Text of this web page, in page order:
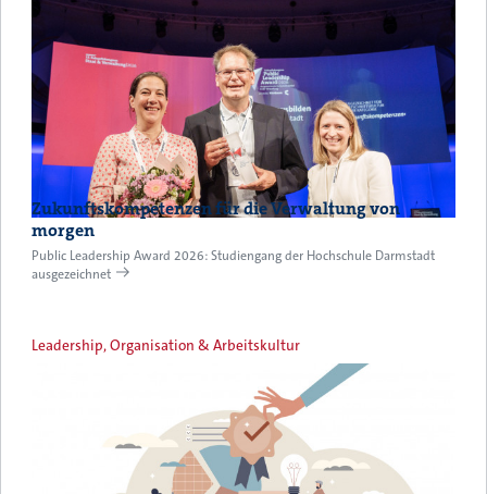
Zukunftskompetenzen für die Verwaltung von
morgen
Public Leadership Award 2026: Studiengang der Hochschule Darmstadt
ausgezeichnet
Leadership, Organisation & Arbeitskultur